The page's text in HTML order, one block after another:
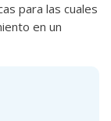
para las cuales
en un